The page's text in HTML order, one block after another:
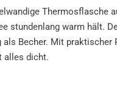
Thermosflasche
stundenlang warm hält.
Becher. Mit praktischer
alles dicht.